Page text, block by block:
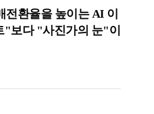
전환율을 높이는 AI 이
"보다 "사진가의 눈"이